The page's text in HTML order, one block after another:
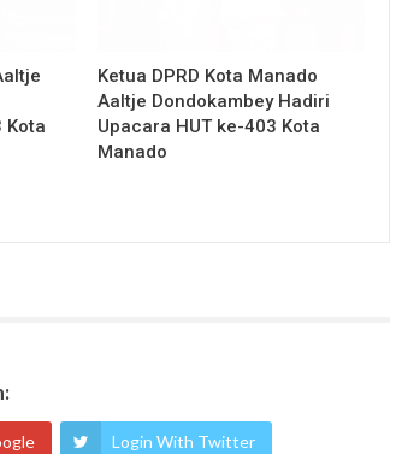
Kota
Ketua DPRD Kota Manado
Aaltje Dondokambey Hadiri
Upacara HUT ke-403 Kota
Manado
Login With Twitter